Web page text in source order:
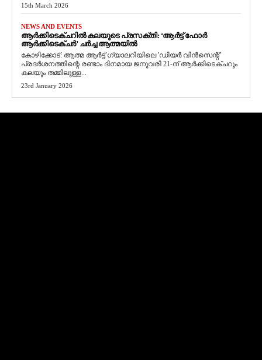
15th March 2026
NEWS AND EVENTS
ആർക്കിടെക്ചറിൽ കലയുടെ പ്രസക്തി: ‘ആർട്ട് ഫോർ
ആർക്കിടെക്ചർ’ ചർച്ച ആത്മയിൽ
​കോഴിക്കോട്: ആത്മ ആർട്ട് ഗ്യാലറിയിലെ 'ഡിയർ വിൻസെന്റ്'
പ്രദർശനത്തിന്റെ രണ്ടാം ദിനമായ ജനുവരി 21-ന് ആർക്കിടെക്ചറും
കലയും തമ്മിലുള്ള...
23rd January 2026